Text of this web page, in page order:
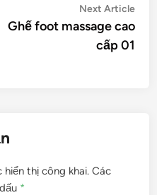
Next Article
Ghế foot massage cao
cấp 01
thị công khai. Các
*